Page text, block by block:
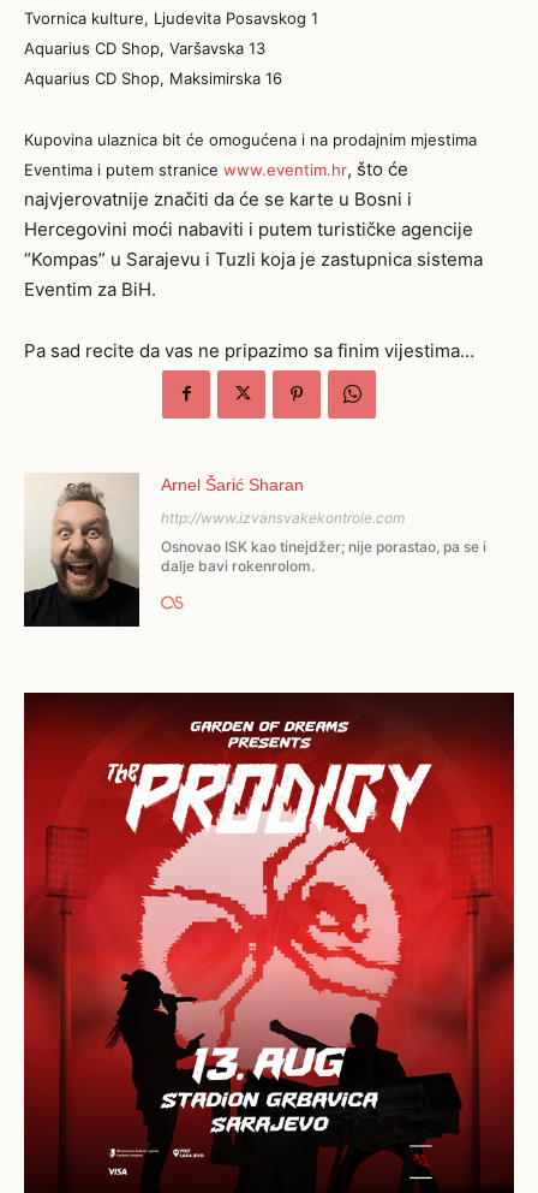
Tvornica kulture, Ljudevita Posavskog 1
Aquarius CD Shop, Varšavska 13
Aquarius CD Shop, Maksimirska 16
Kupovina ulaznica bit će omogućena i na prodajnim mjestima
Eventima i putem stranice www.eventim.hr, što će
najvjerovatnije značiti da će se karte u Bosni i
Hercegovini moći nabaviti i putem turističke agencije
“Kompas” u Sarajevu i Tuzli koja je zastupnica sistema
Eventim za BiH.
Pa sad recite da vas ne pripazimo sa finim vijestima…
Arnel Šarić Sharan
http://www.izvansvakekontrole.com
Osnovao ISK kao tinejdžer; nije porastao, pa se i
dalje bavi rokenrolom.